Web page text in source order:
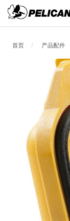
首页 产品配件